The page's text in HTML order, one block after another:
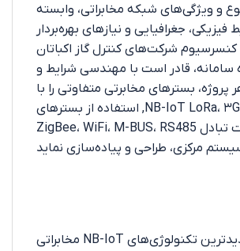
و ویژگی‌های شبکه مخابراتی، وابسته
فیزیکی، جغرافیایی و نیازهای بهره‌بردار
شرکت‌های کنترل گاز اکباتان
سامانه، قادر است با مهندسی شرایط و
پروژه، بسترهای مخابرتی متفاوتی را با
استفاده از بسترهای ,NB-IoT LoRa، ۳G/GPRS،
ZigBee، WiFi، M-BUS، RS485 و … جهت تبادل
مخابراتی NB-IoT یکی از جدیدترین تکنولوژی‌های